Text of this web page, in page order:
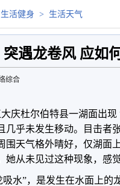
生活健身 > 生活天气
突遇龙卷风 应如
综合
庆杜尔伯特县一湖面出
几乎未发生移动。目击者
围天气格外晴好，仅湖面
她从未见过这种现象，感
吸水”，是发生在水面上